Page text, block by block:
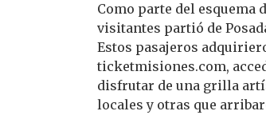
Como parte del
visitantes partió de
Estos pasajeros
ticketmisiones.com,
disfrutar de una grilla
locales y otras que